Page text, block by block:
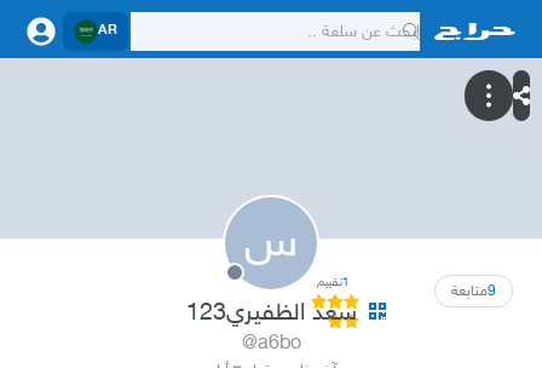
AR
س
9متابعة 1تقييم
سعد الظفيري123
@a6bo